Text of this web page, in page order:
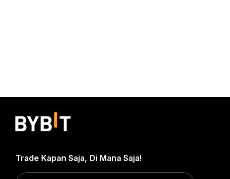
Trade Kapan Saja, Di Mana Saja!